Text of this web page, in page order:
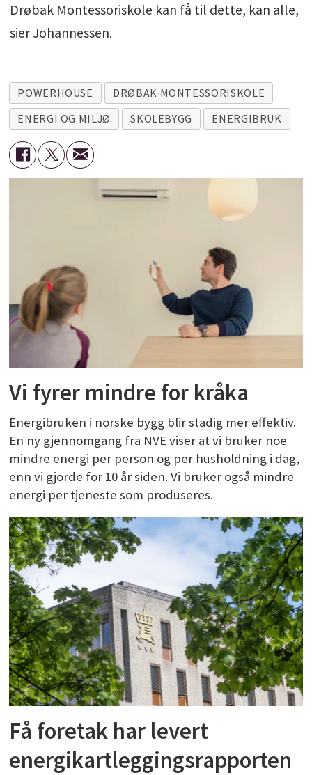
Drøbak Montessoriskole kan få til dette, kan alle,
sier Johannessen.
POWERHOUSE
DRØBAK MONTESSORISKOLE
ENERGI OG MILJØ
SKOLEBYGG ENERGIBRUK
Vi fyrer mindre for kråka
Energibruken i norske bygg blir stadig mer effektiv.
En ny gjennomgang fra NVE viser at vi bruker noe
mindre energi per person og per husholdning i dag,
enn vi gjorde for 10 år siden. Vi bruker også mindre
energi per tjeneste som produseres.
Få foretak har levert
energikartleggingsrapporten